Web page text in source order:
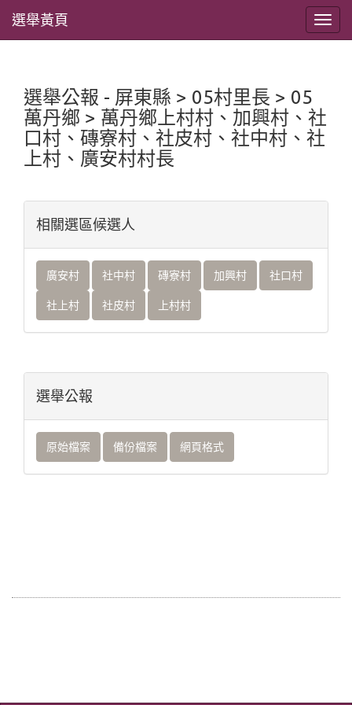
選舉黃頁
選舉公報 - 屏東縣 > 05村里長 > 05
萬丹鄉 > 萬丹鄉上村村、加興村、社
口村、磚寮村、社皮村、社中村、社
上村、廣安村村長
相關選區候選人
廣安村 社中村 磚寮村 加興村 社口村
社上村 社皮村 上村村
選舉公報
原始檔案 備份檔案 網頁格式